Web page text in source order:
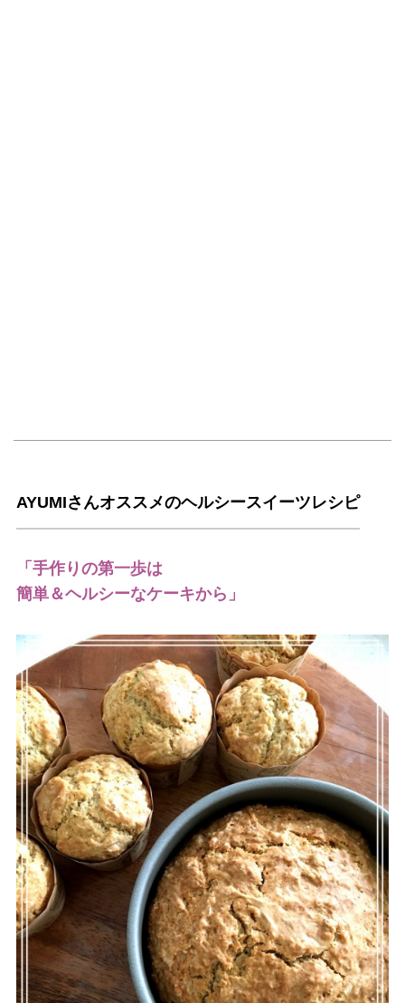
AYUMIさんオススメのヘルシースイーツレシピ
「手作りの第一歩は
簡単＆ヘルシーなケーキから」